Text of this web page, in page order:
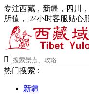
专注西藏，新疆，四川
所值， 24小时客服贴心

热门搜索：
新疆